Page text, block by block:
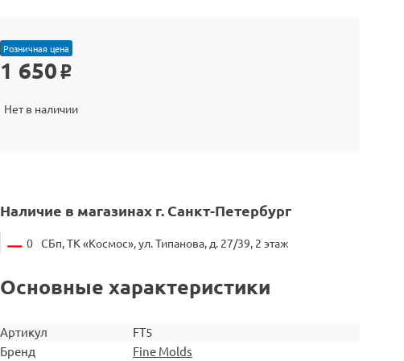
Розничная цена
1 650 o
Нет в наличии
Наличие в магазинах г. Санкт-Петербург
0 СБп, ТК «Космос», ул. Типанова, д. 27/39, 2 этаж
Основные характеристики
Артикул
FT5
Бренд
Fine Molds